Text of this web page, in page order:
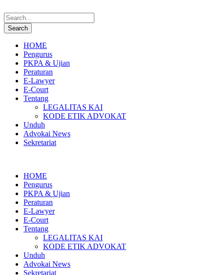
HOME
Pengurus
PKPA & Ujian
Peraturan
E-Lawyer
E-Court
Tentang
LEGALITAS KAI
KODE ETIK ADVOKAT
Unduh
Advokai News
Sekretariat
HOME
Pengurus
PKPA & Ujian
Peraturan
E-Lawyer
E-Court
Tentang
LEGALITAS KAI
KODE ETIK ADVOKAT
Unduh
Advokai News
Sekretariat